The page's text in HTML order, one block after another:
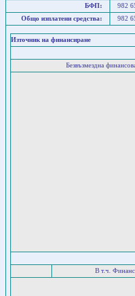
БФП:
982
Общо изплатени средства:
982
Източник на финансиране
Безвъзмездна
В т.ч.